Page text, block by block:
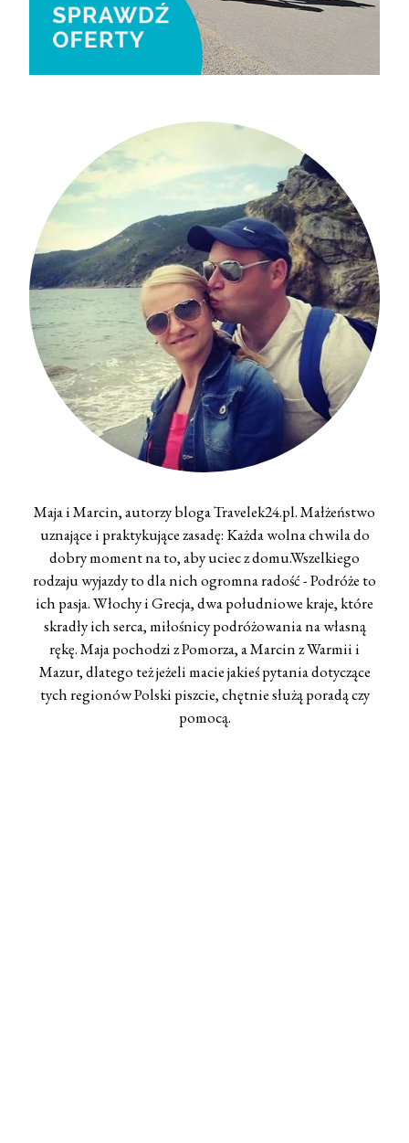
Maja i Marcin, autorzy bloga Travelek24.pl. Małżeństwo
uznające i praktykujące zasadę: Każda wolna chwila do
dobry moment na to, aby uciec z domu.Wszelkiego
rodzaju wyjazdy to dla nich ogromna radość - Podróże to
ich pasja. Włochy i Grecja, dwa południowe kraje, które
skradły ich serca, miłośnicy podróżowania na własną
rękę. Maja pochodzi z Pomorza, a Marcin z Warmii i
Mazur, dlatego też jeżeli macie jakieś pytania dotyczące
tych regionów Polski piszcie, chętnie służą poradą czy
pomocą.